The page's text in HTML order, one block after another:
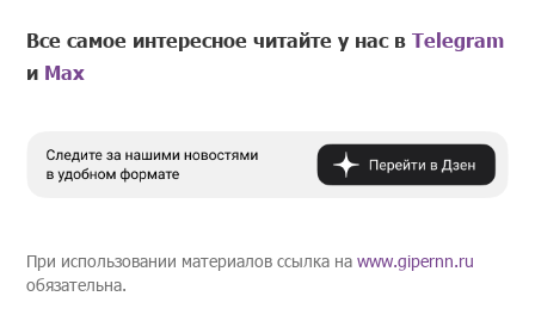
Все самое интересное читайте у нас вTelegram
и Mах
При использовании материалов ссылка наwww.gipernn.ru
обязательна.